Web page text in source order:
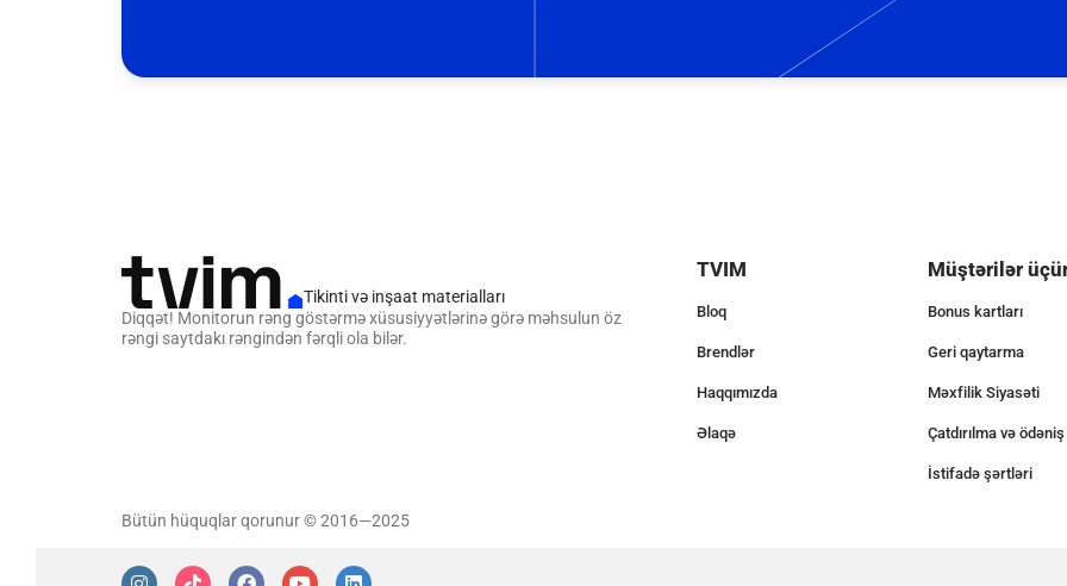
Tikinti və inşaat materialları
Diqqət! Monitorun rəng göstərmə xüsusiyyətlərinə görə məhsulun öz
rəngi saytdakı rəngindən fərqli ola bilər.
TVIM
Bloq
Brendlər
Haqqımızda
Əlaqə
Müştərilər
Bonus kartları
Geri qaytarma
Məxfilik Siyasəti
Çatdırılma və ödəniş
İstifadə şərtləri
Bütün hüquqlar qorunur © 2016—2025